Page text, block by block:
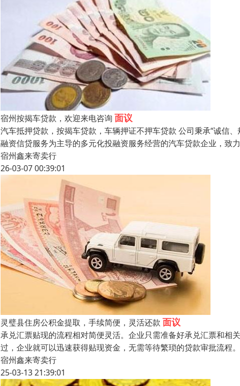
宿州按揭车贷款，欢迎来电咨询 面议
汽车抵押贷款，按揭车贷款，车辆押证不押车贷款 公司秉承“诚信
融资信贷服务为主导的多元化投融资服务经营的汽车贷款企业，致
宿州鑫来寄卖行
26-03-07 00:39:01
灵璧县住房公积金提取，手续简便，灵活还款 面议
承兑汇票贴现的流程相对简便灵活。企业只需准备好承兑汇票和相
过，企业就可以迅速获得贴现资金，无需等待繁琐的贷款审批流程
宿州鑫来寄卖行
25-03-13 21:39:01